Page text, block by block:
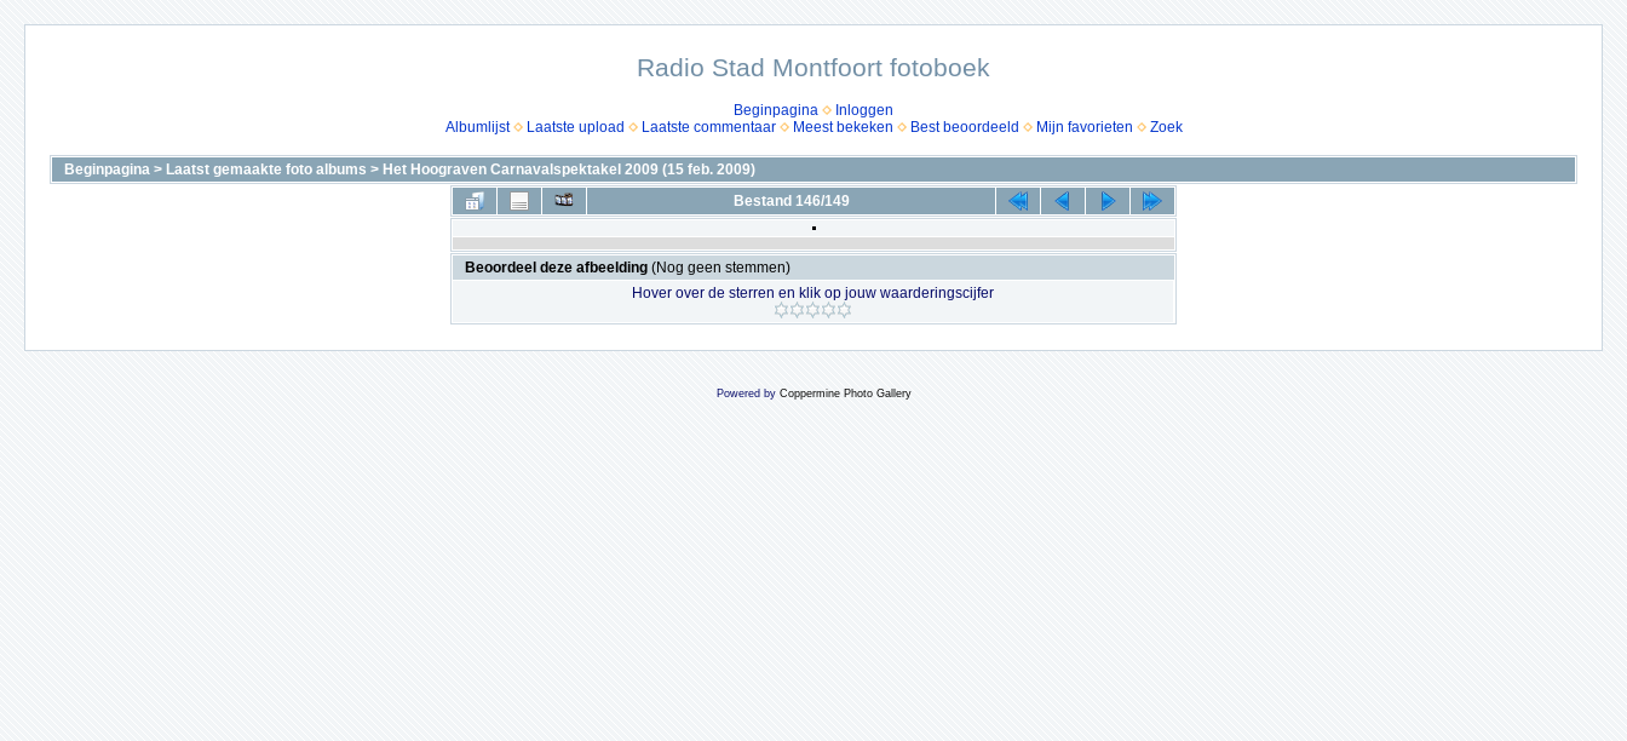
Radio Stad Montfoort fotoboek
Beginpagina
Inloggen
Albumlijst
Laatste upload Laatste commentaar Meest bekeken Best beoordeeld Mijn favorieten Zoek
Beginpagina > Laatst gemaakte foto albums > Het Hoograven Carnavalspektakel 2009 (15 feb. 2009)
Bestand 146/149
Beoordeel deze afbeelding (Nog geen stemmen)
Hover over de sterren en klik op jouw waarderingscijfer
Powered by Coppermine Photo Gallery